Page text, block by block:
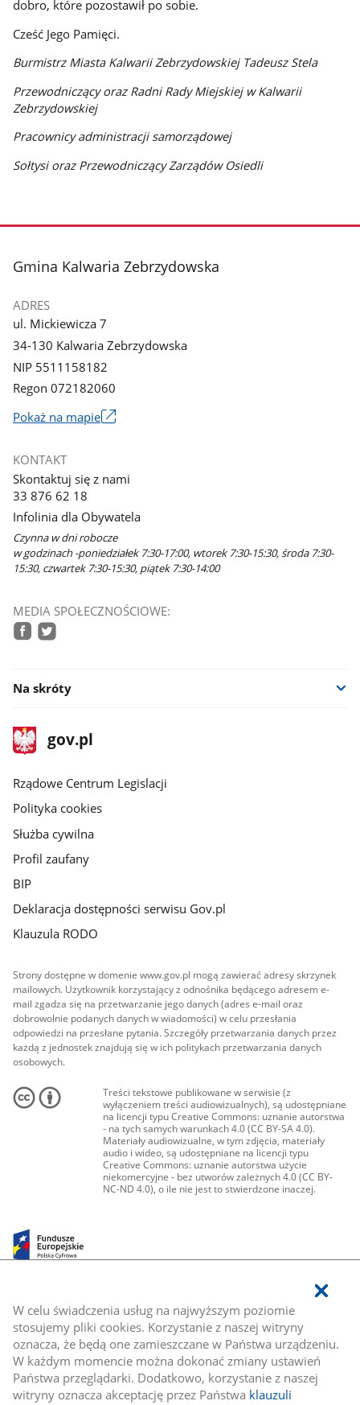
W celu świadczenia usług na najwyższym poziomie
stosujemy pliki cookies. Korzystanie z naszej witryny
oznacza, że będą one zamieszczane w Państwa urządzeniu.
W każdym momencie można dokonać zmiany ustawień
Państwa przeglądarki. Dodatkowo, korzystanie z naszej
witryny oznacza akceptację przez Państwa klauzuli
dobro, które pozostawił po sobie.
Cześć Jego Pamięci.
Burmistrz Miasta Kalwarii Zebrzydowskiej Tadeusz Stela
Przewodniczący oraz Radni Rady Miejskiej w Kalwarii
Zebrzydowskiej
Pracownicy administracji samorządowej
Sołtysi oraz Przewodniczący Zarządów Osiedli
stopka
Gmina Kalwaria Zebrzydowska
ADRES
ul. Mickiewicza 7
34-130 Kalwaria Zebrzydowska
NIP 5511158182
Regon 072182060
Pokaż na mapieLink
nowym
KONTAKT
Skontaktuj się z nami
33 876 62 18
Infolinia dla Obywatela
Czynna w dni robocze
w godzinach -poniedziałek 7:30-17:00, wtorek 7:30-15:30, środa 7:30-
15:30, czwartek 7:30-15:30, piątek 7:30-14:00
MEDIA SPOŁECZNOŚCIOWE:
Na skróty
stopka
gov.plStrona
gov.pl
Rządowe Centrum Legislacji
Polityka cookies
Służba cywilna
Profil zaufany
BIP
Deklaracja dostępności serwisu Gov.pl
Klauzula RODO
Strony dostępne w domenie www.gov.pl mogą zawierać adresy skrzynek
mailowych. Użytkownik korzystający z odnośnika będącego adresem e-
mail zgadza się na przetwarzanie jego danych (adres e-mail oraz
dobrowolnie podanych danych w wiadomości) w celu przesłania
odpowiedzi na przesłane pytania. Szczegóły przetwarzania danych przez
każdą z jednostek znajdują się w ich politykach przetwarzania danych
osobowych.
Treści tekstowe publikowane w serwisie (z
wyłączeniem treści audiowizualnych), są udostępniane
na licencji typu Creative Commons: uznanie autorstwa
- na tych samych warunkach 4.0 (CC BY-SA 4.0).
Materiały audiowizualne, w tym zdjęcia, materiały
audio i wideo, są udostępniane na licencji typu
Creative Commons: uznanie autorstwa użycie
niekomercyjne - bez utworów zależnych 4.0 (CC BY-
NC-ND 4.0), o ile nie jest to stwierdzone inaczej.